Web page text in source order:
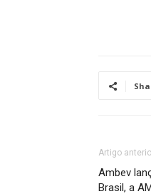
Artigo
Ambev
Brasil, a